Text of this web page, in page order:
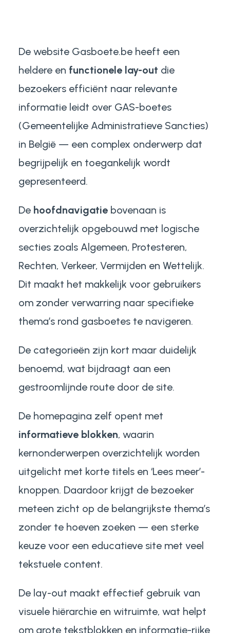
De website Gasboete.be heeft een
heldere en functionele lay-out die
bezoekers efficiënt naar relevante
informatie leidt over GAS-boetes
(Gemeentelijke Administratieve Sancties)
in België — een complex onderwerp dat
begrijpelijk en toegankelijk wordt
gepresenteerd.
De hoofdnavigatiebovenaan is
overzichtelijk opgebouwd met logische
secties zoals Algemeen, Protesteren,
Rechten, Verkeer, Vermijden en Wettelijk.
Dit maakt het makkelijk voor gebruikers
om zonder verwarring naar specifieke
thema’s rond gasboetes te navigeren.
De categorieën zijn kort maar duidelijk
benoemd, wat bijdraagt aan een
gestroomlijnde route door de site.
De homepagina zelf opent met
informatieve blokken, waarin
kernonderwerpen overzichtelijk worden
uitgelicht met korte titels en ‘Lees meer’-
knoppen. Daardoor krijgt de bezoeker
meteen zicht op de belangrijkste thema’s
zonder te hoeven zoeken — een sterke
keuze voor een educatieve site met veel
tekstuele content.
De lay-out maakt effectief gebruik van
visuele hiërarchie en witruimte, wat helpt
om grote tekstblokken en informatie-rijke